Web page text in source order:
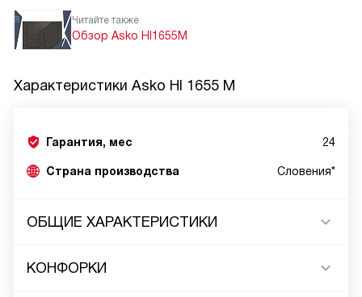
Читайте также
Обзор Asko HI1655M
Характеристики Asko HI 1655 M
Гарантия, мес 24
Страна производства Словения*
ОБЩИЕ ХАРАКТЕРИСТИКИ
КОНФОРКИ